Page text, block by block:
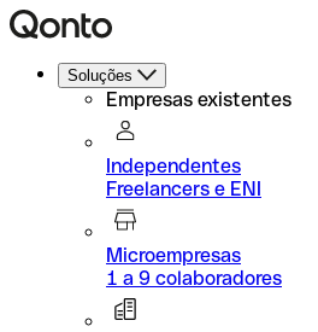
Soluções
Empresas existentes
Independentes
Freelancers e ENI
Microempresas
1 a 9 colaboradores